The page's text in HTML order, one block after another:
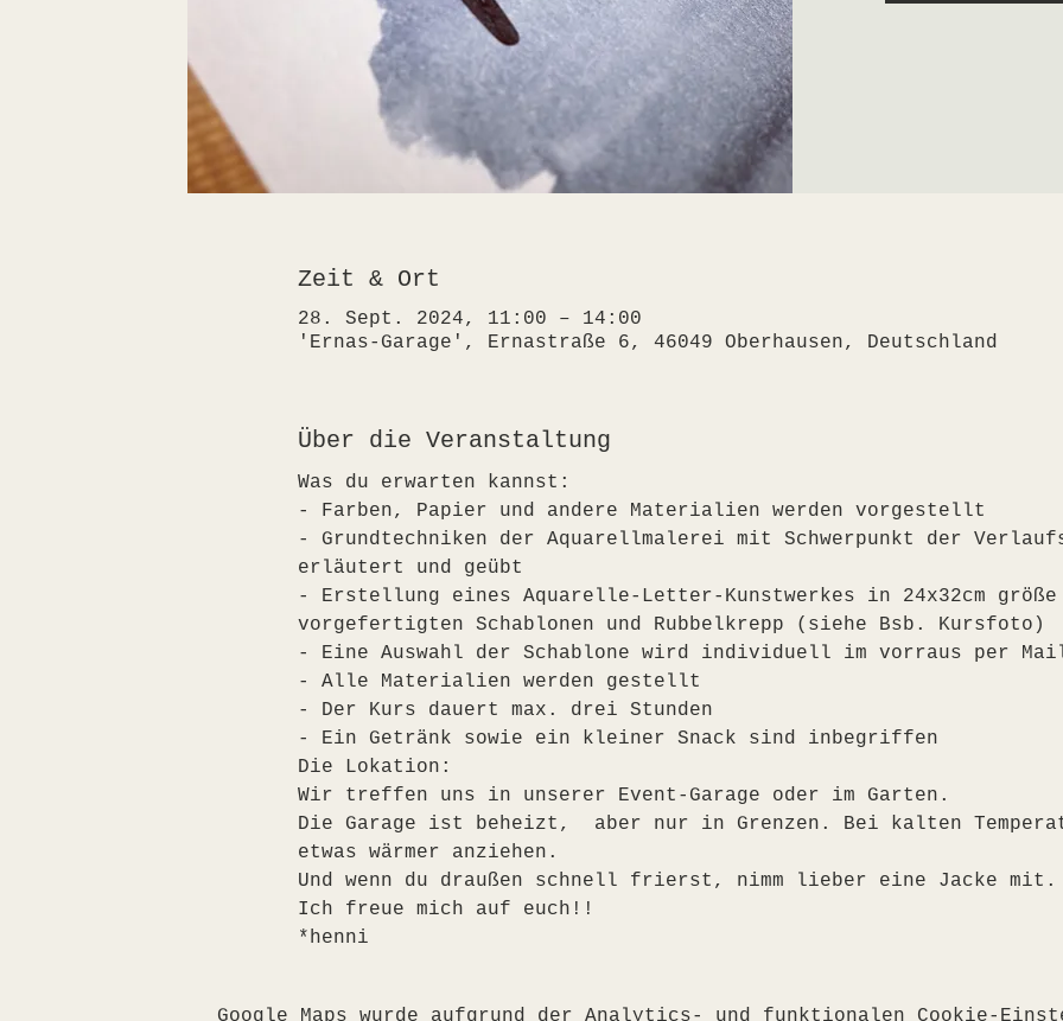
Zeit & Ort
28. Sept. 2024, 11:00 – 14:00
'Ernas-Garage', Ernastraße 6, 46049 Oberhausen, Deutschland
Über die Veranstaltung
Was du erwarten kannst:
- Farben, Papier und andere Materialien werden vorgestellt
- Grundtechniken der Aquarellmalerei mit Schwerpunkt der
erläutert und geübt
- Erstellung eines Aquarelle-Letter-Kunstwerkes in 24x32cm
vorgefertigten Schablonen und Rubbelkrepp (siehe Bsb. Kursfoto)
- Eine Auswahl der Schablone wird individuell im vorraus per Mail
- Alle Materialien werden gestellt
- Der Kurs dauert max. drei Stunden
- Ein Getränk sowie ein kleiner Snack sind inbegriffen
Die Lokation:
Wir treffen uns in unserer Event-Garage oder im Garten.
Die Garage ist beheizt,  aber nur in Grenzen. Bei kalten
etwas wärmer anziehen.
Und wenn du draußen schnell frierst, nimm lieber eine Jacke mit.
Ich freue mich auf euch!!
*henni
Google Maps wurde aufgrund der Analytics- und funktionalen Cookie-